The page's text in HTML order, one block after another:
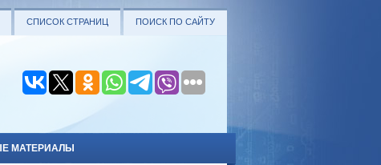
СПИСОК СТРАНИЦ ПОИСК ПО САЙТУ
МАТЕРИАЛЫ